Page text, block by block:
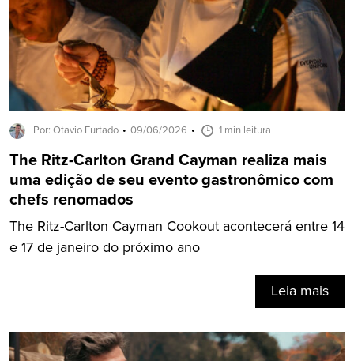
Por: Otavio Furtado 09/06/2026 1 min leitura
The Ritz-Carlton Grand Cayman realiza mais
uma edição de seu evento gastronômico com
chefs renomados
The Ritz-Carlton Cayman Cookout acontecerá entre 14
e 17 de janeiro do próximo ano
Leia mais